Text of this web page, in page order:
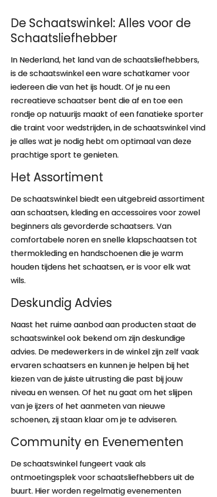
De Schaatswinkel: Alles voor de
Schaatsliefhebber
In Nederland, het land van de schaatsliefhebbers,
is de schaatswinkel een ware schatkamer voor
iedereen die van het ijs houdt. Of je nu een
recreatieve schaatser bent die af en toe een
rondje op natuurijs maakt of een fanatieke sporter
die traint voor wedstrijden, in de schaatswinkel vind
je alles wat je nodig hebt om optimaal van deze
prachtige sport te genieten.
Het Assortiment
De schaatswinkel biedt een uitgebreid assortiment
aan schaatsen, kleding en accessoires voor zowel
beginners als gevorderde schaatsers. Van
comfortabele noren en snelle klapschaatsen tot
thermokleding en handschoenen die je warm
houden tijdens het schaatsen, er is voor elk wat
wils.
Deskundig Advies
Naast het ruime aanbod aan producten staat de
schaatswinkel ook bekend om zijn deskundige
advies. De medewerkers in de winkel zijn zelf vaak
ervaren schaatsers en kunnen je helpen bij het
kiezen van de juiste uitrusting die past bij jouw
niveau en wensen. Of het nu gaat om het slijpen
van je ijzers of het aanmeten van nieuwe
schoenen, zij staan klaar om je te adviseren.
Community en Evenementen
De schaatswinkel fungeert vaak als
ontmoetingsplek voor schaatsliefhebbers uit de
buurt. Hier worden regelmatig evenementen